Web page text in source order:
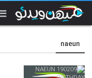
naeun